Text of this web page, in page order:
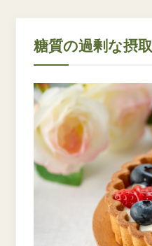
糖質の過剰な摂取